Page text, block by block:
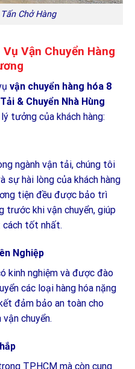
Chở Hàng
Vận Chuyển Hàng
vận chuyển hàng hóa 8
& Chuyển Nhà Hùng
tưởng của khách hàng:
ngành vận tải, chúng tôi
sự hài lòng của khách hàng
tiện đều được bảo trì
trước khi vận chuyển, giúp
cách tốt nhất.
Nghiệp
kinh nghiệm và được đào
các loại hàng hóa nặng
đảm bảo an toàn cho
chuyển.
TP.HCM mà còn cung